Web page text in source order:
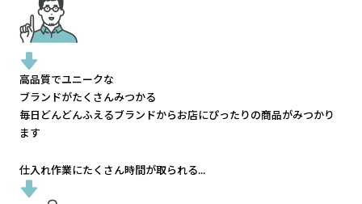
高品質でユニークな
ブランドがたくさんみつかる
毎日どんどんふえるブランドからお店にぴったりの商品がみつかり
ます
仕入れ作業にたくさん時間が取られる...